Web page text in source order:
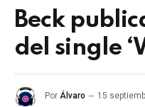
Beck
del single
Por Álvaro 15